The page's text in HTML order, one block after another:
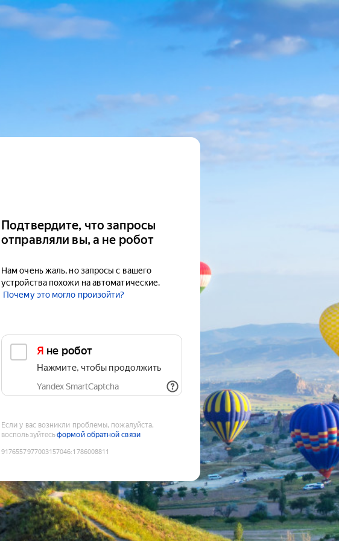
Подтвердите, что запросы
отправляли вы, а не робот
Нам очень жаль, но запросы с вашего
устройства похожи на автоматические.
Почему это могло произойти?
Я не робот
Нажмите, чтобы продолжить
Yandex SmartCaptcha
Если у вас возникли проблемы, пожалуйста,
воспользуйтесьформой обратной связи
9176557977003157046:1786008811